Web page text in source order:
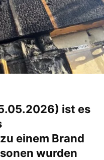
ist es
einem Brand
wurden